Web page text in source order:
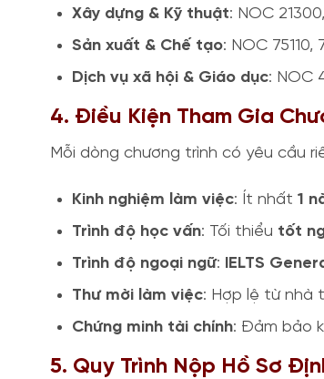
Xây dựng & Kỹ thuật: NOC
Sản xuất & Chế tạo: NOC 75110,
Dịch vụ xã hội & Giáo dục: NOC
4. Điều Kiện Tham Gia
Mỗi dòng chương trình có yêu cầu
Kinh nghiệm làm việc: Ít nhất 1
Trình độ học vấn: Tối thiểu tốt
Trình độ ngoại ngữ: IELTS
Thư mời làm việc: Hợp lệ từ nhà
Chứng minh tài chính: Đảm bảo
5. Quy Trình Nộp Hồ Sơ